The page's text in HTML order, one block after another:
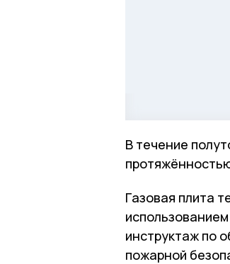
В течение
Газовая плита
инструктаж по
пожарной